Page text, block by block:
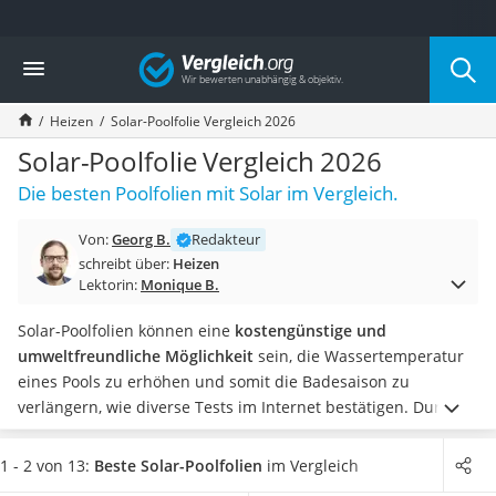
Die beliebtesten Vergleiche nach Kategorie
Baumarkt
Tresor feuerfest
Makita-Akku-Rasenmäher
Kappsäge
Smartes Türschloss
Akku-Rasentrimmer
Feuchtigkeitsmessgerät
Split-Klimaanlage 2 Innengeräte
Pelletofen
Tiefbrunnenpumpe
Fliesenschneider
Hochdruckreiniger
Doppelschleifer
Überwachungskamera
Benzinrasenmäher mit Elektrostart
Vergleich
Heizen Solar-Poolfolie Vergleich 2026
Solar-Poolfolie Vergleich 2026
Die besten Poolfolien mit Solar im Vergleich.
Von:Georg B.
Redakteur
schreibt über: Heizen
Lektorin: Monique B.
Solar-Poolfolien können eine kostengünstige und
umweltfreundliche Möglichkeit sein, die Wassertemperatur
eines Pools zu erhöhen und somit die Badesaison zu
verlängern, wie diverse Tests im Internet bestätigen. Durch
die Wahl einer passenden Größe und einer hochwertigen
Folie mit guter Wärmespeicherung können Sie die Effektivität
1 - 2 von 13: Beste Solar-Poolfolien im Vergleich